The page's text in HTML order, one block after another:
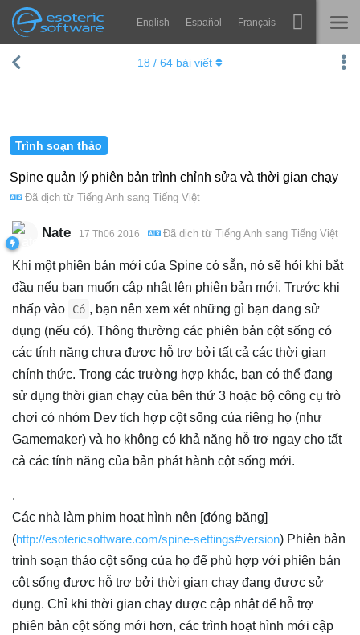
Esoteric Software
Navigation English Español Français
TRANG CHỦ Spine
Tìm hiểu
FAQ
Dùng thử
Mua
Trình soạn thảo
Spine quản lý phiên bản trình chỉnh sửa và thời gian chạy
Đã dịch từ Tiếng Anh sang Tiếng Việt
18 / 64 bài viết
Nate 17 Th06 2016 Đã dịch từ Tiếng Anh sang Tiếng Việt
Khi một phiên bản mới của Spine có sẵn, nó sẽ hỏi khi bắt
đầu nếu bạn muốn cập nhật lên phiên bản mới. Trước khi
nhấp vào
Có , bạn nên xem xét những gì bạn đang sử
dụng (nếu có). Thông thường các phiên bản cột sống có
các tính năng chưa được hỗ trợ bởi tất cả các thời gian
chính thức. Trong các trường hợp khác, bạn có thể đang
sử dụng thời gian chạy của bên thứ 3 hoặc bộ công cụ trò
chơi có nhóm Dev tích hợp cột sống của riêng họ (như
Gamemaker) và họ không có khả năng hỗ trợ ngay cho tất
cả các tính năng của bản phát hành cột sống mới.
.
Các nhà làm phim hoạt hình nên [đóng băng]
(http://esotericsoftware.com/spine-settings#version) Phiên bản
trình soạn thảo cột sống của họ để phù hợp với phiên bản
cột sống được hỗ trợ bởi thời gian chạy đang được sử
dụng. Chỉ khi thời gian chạy được cập nhật để hỗ trợ
phiên bản cột sống mới hơn, các trình hoạt hình mới cập